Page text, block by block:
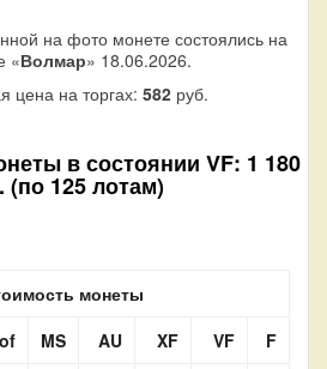
на фото монете состоялись на
«Волмар» 18.06.2026.
цена на торгах: 582 руб.
в состоянии VF: 1 180
(по 125 лотам)
монеты
MS AU XF VF
F